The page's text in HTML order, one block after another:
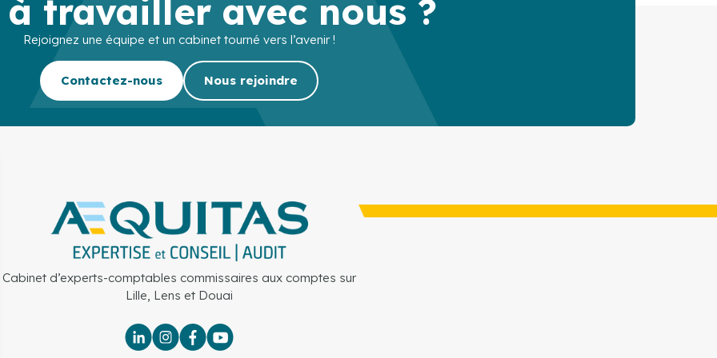
travailler avec nous ?
Rejoignez une équipe et un cabinet tourné vers l’avenir !
Contactez-nous Nous rejoindre
Cabinet d’experts-comptables commissaires aux comptes sur
Lille, Lens et Douai